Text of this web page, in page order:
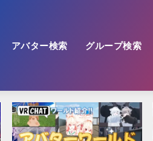
アバター検索 グループ検索